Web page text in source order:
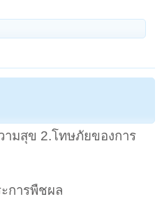
ามสุข 2.โทษภัยของการ
การพืชผล